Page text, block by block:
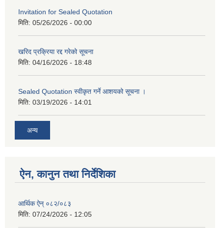
Invitation for Sealed Quotation
मिति: 05/26/2026 - 00:00
खरिद प्रक्रिया रद्द गरेको सूचना
मिति: 04/16/2026 - 18:48
Sealed Quotation स्वीकृत गर्ने आशयको सूचना ।
मिति: 03/19/2026 - 14:01
अन्य
ऐन, कानुन तथा निर्देशिका
आर्थिक ऐन् ०८२/०८३
मिति: 07/24/2026 - 12:05